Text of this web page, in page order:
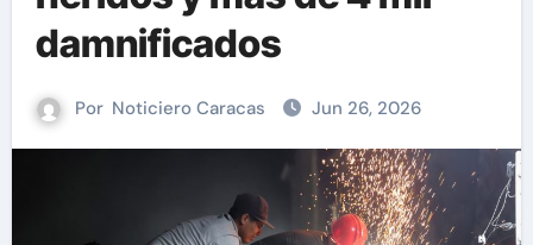
damnificados
Por Noticiero Caracas Jun 26, 2026